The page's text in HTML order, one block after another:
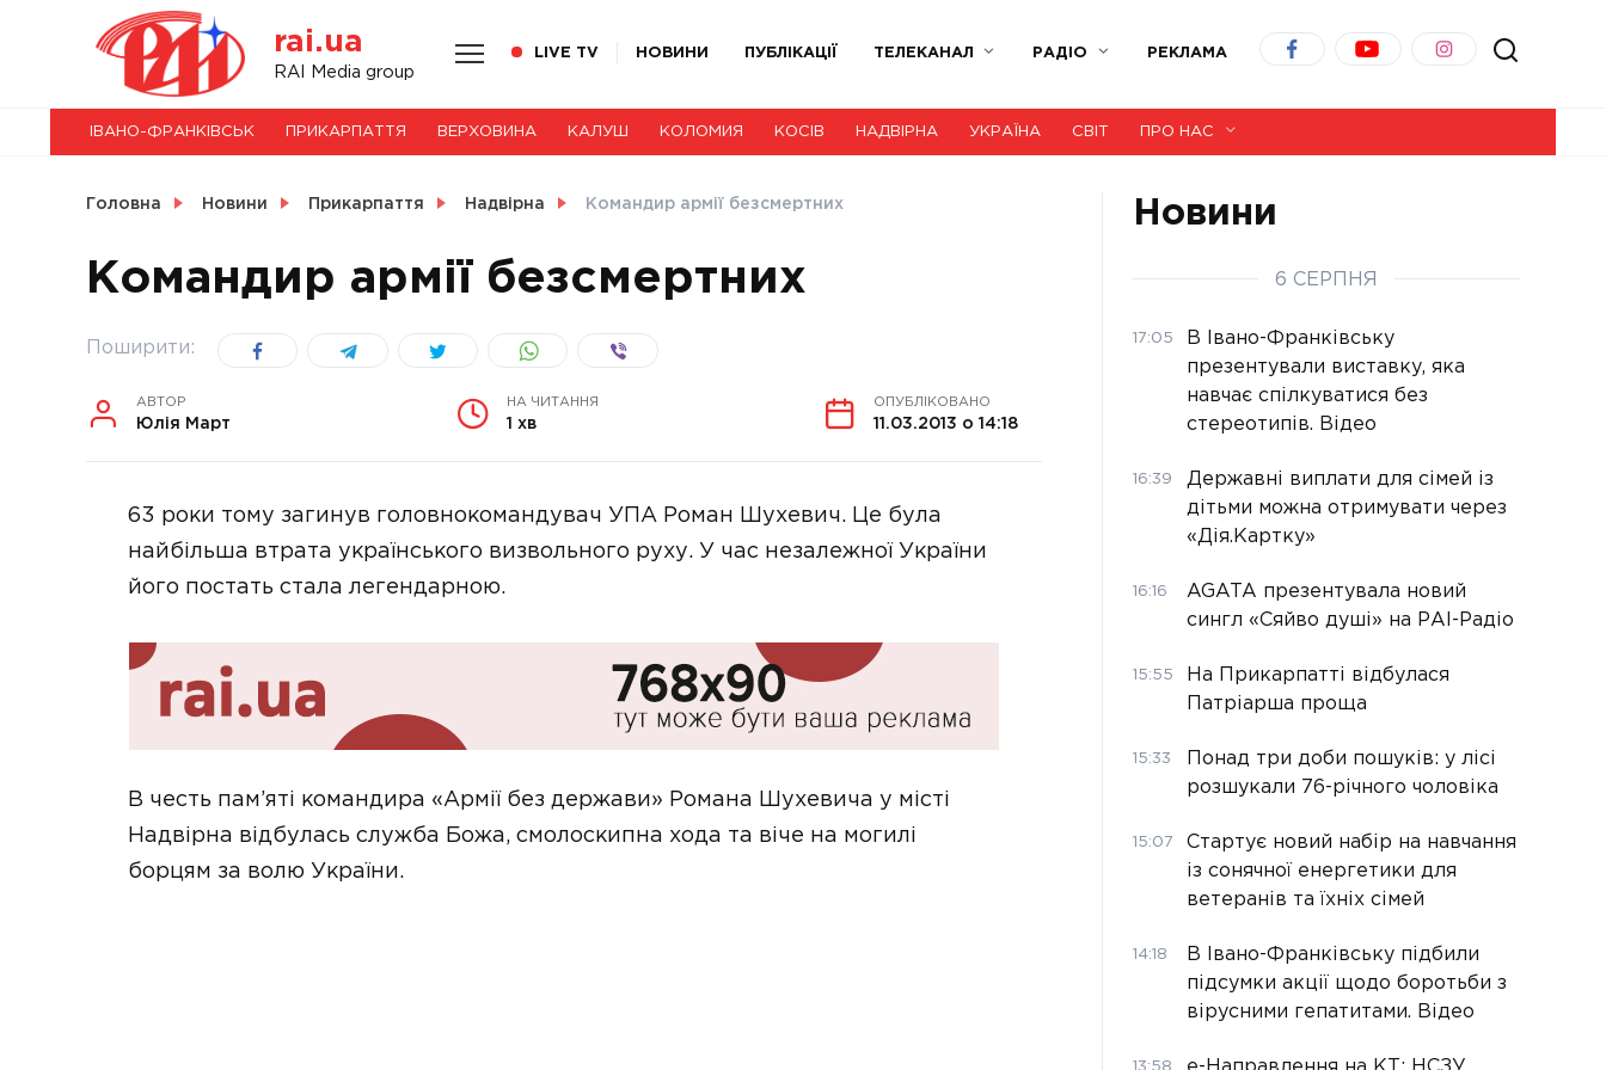
rai.ua
RAI Media group
LIVE TV НОВИНИ ПУБЛІКАЦІЇ ТЕЛЕКАНАЛ РАДІО РЕКЛАМА
НОВИНИ
СВІТ
ІВАНО-ФРАНКІВСЬК ПРИКАРПАТТЯ ВЕРХОВИНА КАЛУШ КОЛОМИЯ КОСІВ НАДВІРНА УКРАЇНА СВІТ ПРО НАС
Головна Новини Прикарпаття Надвірна Командир армії безсмертних
Командир армії безсмертних
Поширити:
АВТОР
Юлія Март
НА ЧИТАННЯ
1 хв
ОПУБЛІКОВАНО
11.03.2013 о 14:18
63 роки тому загинув головнокомандувач УПА Роман Шухевич. Це була
найбільша втрата українського визвольного руху. У час незалежної України
його постать стала легендарною.
В честь пам’яті командира «Армії без держави» Романа Шухевича у місті
Надвірна відбулась служба Божа, смолоскипна хода та віче на могилі
борцям за волю України.
Новини
6 СЕРПНЯ
17:05
В Івано-Франківську
презентували виставку, яка
навчає спілкуватися без
стереотипів. Відео
16:39
Державні виплати для сімей із
дітьми можна отримувати через
«Дія.Картку»
16:16
AGATA презентувала новий
сингл «Сяйво душі» на РАІ-Радіо
15:55
На Прикарпатті відбулася
Патріарша проща
15:33
Понад три доби пошуків: у лісі
розшукали 76-річного чоловіка
15:07
Стартує новий набір на навчання
із сонячної енергетики для
ветеранів та їхніх сімей
14:18
В Івано-Франківську підбили
підсумки акції щодо боротьби з
вірусними гепатитами. Відео
13:58